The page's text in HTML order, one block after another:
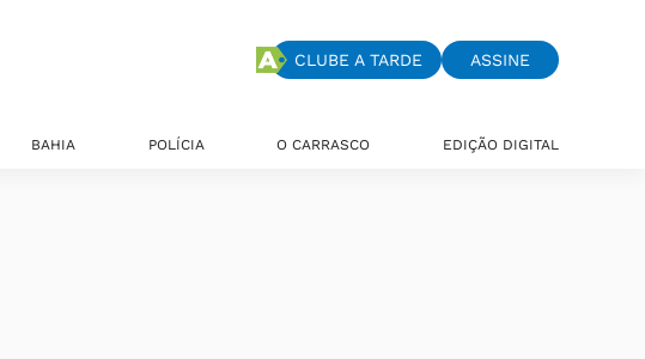
CLUBE A TARDE ASSINE
BAHIA POLÍCIA O CARRASCO EDIÇÃO DIGITAL